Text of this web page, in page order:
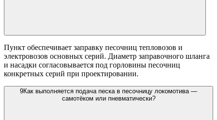
Пункт обеспечивает заправку песочниц тепловозов и
электровозов основных серий. Диаметр заправочного шланга
и насадки согласовывается под горловины песочниц
конкретных серий при проектировании.
9Как выполняется подача песка в песочницу локомотива —
самотёком или пневматически?